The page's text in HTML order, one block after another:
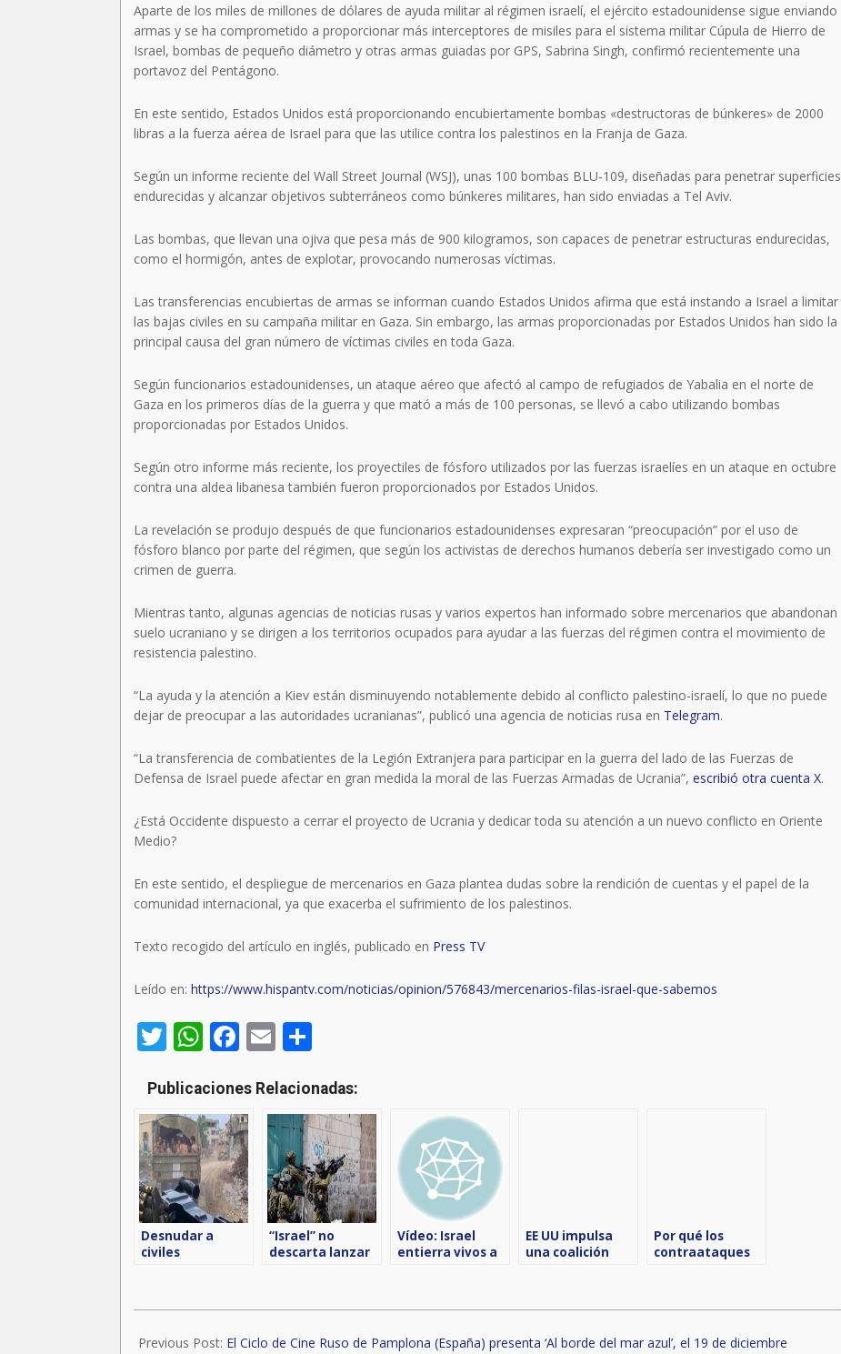
Aparte de los miles de millones de dólares de ayuda militar al régimen israelí, el ejército estadounidense sigue enviando
armas y se ha comprometido a proporcionar más interceptores de misiles para el sistema militar Cúpula de Hierro de
Israel, bombas de pequeño diámetro y otras armas guiadas por GPS, Sabrina Singh, confirmó recientemente una
portavoz del Pentágono.
En este sentido, Estados Unidos está proporcionando encubiertamente bombas «destructoras de búnkeres» de 2000
libras a la fuerza aérea de Israel para que las utilice contra los palestinos en la Franja de Gaza.
Según un informe reciente del Wall Street Journal (WSJ), unas 100 bombas BLU-109, diseñadas para penetrar superficies
endurecidas y alcanzar objetivos subterráneos como búnkeres militares, han sido enviadas a Tel Aviv.
Las bombas, que llevan una ojiva que pesa más de 900 kilogramos, son capaces de penetrar estructuras endurecidas,
como el hormigón, antes de explotar, provocando numerosas víctimas.
Las transferencias encubiertas de armas se informan cuando Estados Unidos afirma que está instando a Israel a limitar
las bajas civiles en su campaña militar en Gaza. Sin embargo, las armas proporcionadas por Estados Unidos han sido la
principal causa del gran número de víctimas civiles en toda Gaza.
Según funcionarios estadounidenses, un ataque aéreo que afectó al campo de refugiados de Yabalia en el norte de
Gaza en los primeros días de la guerra y que mató a más de 100 personas, se llevó a cabo utilizando bombas
proporcionadas por Estados Unidos.
Según otro informe más reciente, los proyectiles de fósforo utilizados por las fuerzas israelíes en un ataque en octubre
contra una aldea libanesa también fueron proporcionados por Estados Unidos.
La revelación se produjo después de que funcionarios estadounidenses expresaran “preocupación” por el uso de
fósforo blanco por parte del régimen, que según los activistas de derechos humanos debería ser investigado como un
crimen de guerra.
Mientras tanto, algunas agencias de noticias rusas y varios expertos han informado sobre mercenarios que abandonan
suelo ucraniano y se dirigen a los territorios ocupados para ayudar a las fuerzas del régimen contra el movimiento de
resistencia palestino.
“La ayuda y la atención a Kiev están disminuyendo notablemente debido al conflicto palestino-israelí, lo que no puede
dejar de preocupar a las autoridades ucranianas”, publicó una agencia de noticias rusa en Telegram.
“La transferencia de combatientes de la Legión Extranjera para participar en la guerra del lado de las Fuerzas de
Defensa de Israel puede afectar en gran medida la moral de las Fuerzas Armadas de Ucrania”, escribió otra cuenta X.
¿Está Occidente dispuesto a cerrar el proyecto de Ucrania y dedicar toda su atención a un nuevo conflicto en Oriente
Medio?
En este sentido, el despliegue de mercenarios en Gaza plantea dudas sobre la rendición de cuentas y el papel de la
comunidad internacional, ya que exacerba el sufrimiento de los palestinos.
Texto recogido del artículo en inglés, publicado en Press TV
Leído en: https://www.hispantv.com/noticias/opinion/576843/mercenarios-filas-israel-que-sabemos
Twitter
WhatsApp
Facebook
Email
Publicaciones Relacionadas:
Desnudar a
civiles
“Israel” no
descarta lanzar
Vídeo: Israel
entierra vivos a
EE UU impulsa
una coalición
intervenir en el
Mar Rojo
Por qué los
contraataques
12-
Previous Post: El Ciclo de Cine Ruso de Pamplona (España) presenta ‘Al borde del mar azul’, el 19 de diciembre